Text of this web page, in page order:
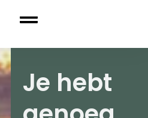
Je hebt